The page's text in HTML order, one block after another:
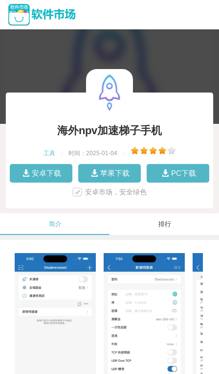
海外npv加速梯子手机
工具 时间：2025-01-04
安卓下载 苹果下载 PC下载
安卓市场，安全绿色
简介 排行